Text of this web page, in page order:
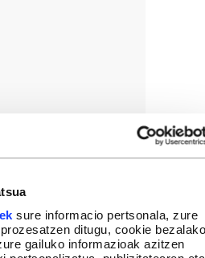
sure informacio pertsonala, zure
ditugu, cookie bezalako
gailuko informazioak azitzen